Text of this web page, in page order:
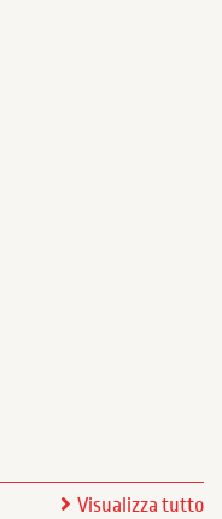
Visualizza tutto